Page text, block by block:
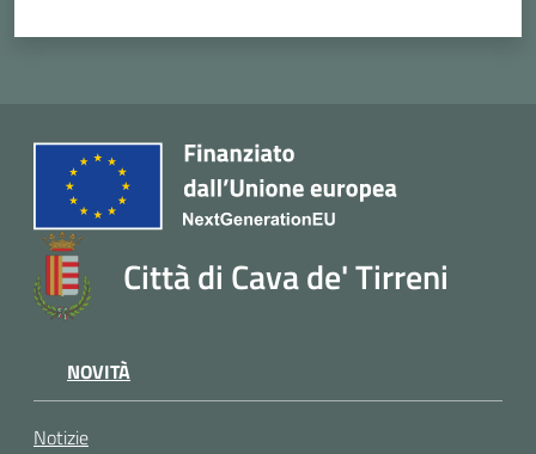
Città di Cava de' Tirreni
NOVITÀ
Notizie